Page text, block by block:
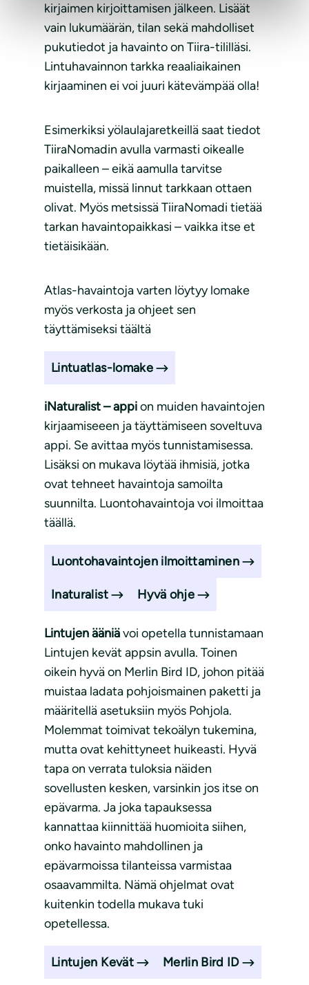
kirjaimen kirjoittamisen jälkeen. Lisäät
vain lukumäärän, tilan sekä mahdolliset
pukutiedot ja havainto on Tiira-tililläsi.
Lintuhavainnon tarkka reaaliaikainen
kirjaaminen ei voi juuri kätevämpää olla!
Esimerkiksi yölaulajaretkeillä saat tiedot
TiiraNomadin avulla varmasti oikealle
paikalleen – eikä aamulla tarvitse
muistella, missä linnut tarkkaan ottaen
olivat. Myös metsissä TiiraNomadi tietää
tarkan havaintopaikkasi – vaikka itse et
tietäisikään.
Atlas-havaintoja varten löytyy lomake
myös verkosta ja ohjeet sen
täyttämiseksi täältä
Lintuatlas-lomake
iNaturalist – appion muiden havaintojen
kirjaamiseeen ja täyttämiseen soveltuva
appi. Se avittaa myös tunnistamisessa.
Lisäksi on mukava löytää ihmisiä, jotka
ovat tehneet havaintoja samoilta
suunnilta. Luontohavaintoja voi ilmoittaa
täällä.
Luontohavaintojen ilmoittaminen
Inaturalist Hyvä ohje
Lintujen ääniävoi opetella tunnistamaan
Lintujen kevät appsin avulla. Toinen
oikein hyvä on Merlin Bird ID, johon pitää
muistaa ladata pohjoismainen paketti ja
määritellä asetuksiin myös Pohjola.
Molemmat toimivat tekoälyn tukemina,
mutta ovat kehittyneet huikeasti. Hyvä
tapa on verrata tuloksia näiden
sovellusten kesken, varsinkin jos itse on
epävarma. Ja joka tapauksessa
kannattaa kiinnittää huomioita siihen,
onko havainto mahdollinen ja
epävarmoissa tilanteissa varmistaa
osaavammilta. Nämä ohjelmat ovat
kuitenkin todella mukava tuki
opetellessa.
Lintujen Kevät Merlin Bird ID